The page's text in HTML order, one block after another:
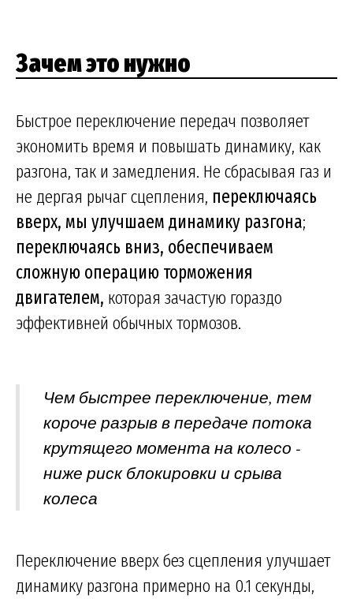
Зачем это нужно
Быстрое переключение передач позволяет
экономить время и повышать динамику, как
разгона, так и замедления. Не сбрасывая газ и
не дергая рычаг сцепления, переключаясь
вверх, мы улучшаем динамику разгона;
переключаясь вниз, обеспечиваем
сложную операцию торможения
двигателем, которая зачастую гораздо
эффективней обычных тормозов.
Чем быстрее переключение, тем
короче разрыв в передаче потока
крутящего момента на колесо -
ниже риск блокировки и срыва
колеса
Переключение вверх без сцепления улучшает
динамику разгона примерно на 0.1 секунды,